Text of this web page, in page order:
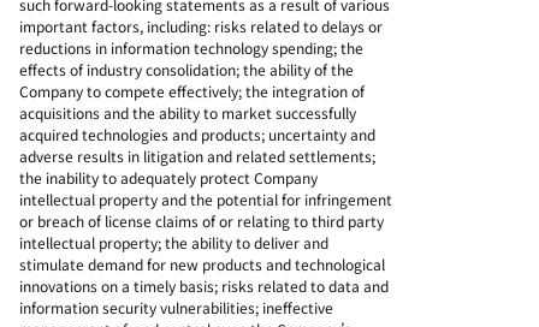
such forward-looking statements as a result of various
important factors, including: risks related to delays or
reductions in information technology spending; the
effects of industry consolidation; the ability of the
Company to compete effectively; the integration of
acquisitions and the ability to market successfully
acquired technologies and products; uncertainty and
adverse results in litigation and related settlements;
the inability to adequately protect Company
intellectual property and the potential for infringement
or breach of license claims of or relating to third party
intellectual property; the ability to deliver and
stimulate demand for new products and technological
innovations on a timely basis; risks related to data and
information security vulnerabilities; ineffective